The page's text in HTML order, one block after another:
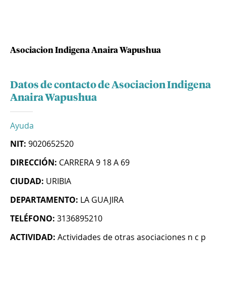
Asociacion Indigena Anaira Wapushua
Datos de contacto de Asociacion Indigena
Anaira Wapushua
Ayuda
NIT: 9020652520
DIRECCIÓN: CARRERA 9 18 A 69
CIUDAD: URIBIA
DEPARTAMENTO: LA GUAJIRA
TELÉFONO: 3136895210
ACTIVIDAD: Actividades de otras asociaciones n c p